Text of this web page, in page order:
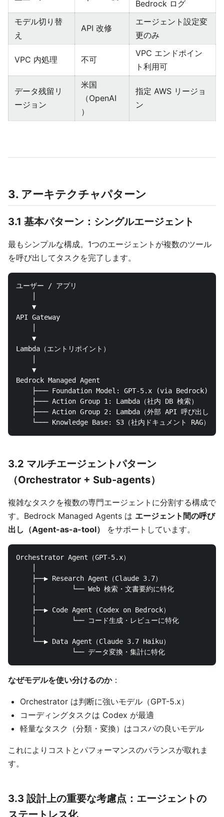
Bedrock ログ
モデル切り替
え
API 改修
エージェント設定変
更のみ
VPC 内処理 不可
VPC エンドポイン
ト利用可
データ残留リ
ージョン
米国
（OpenAI
）
指定 AWS リージョ
ン
3. アーキテクチャパターン
3.1 基本パターン：シングルエージェント
最もシンプルな構成。1つのエージェントが複数のツール
を呼び出してタスクを完了します。
ユーザー / アプリ
    ▼
API Gateway
    ▼
Lambda（エントリポイント）
    ▼
Bedrock Managed Agent
    ├─── Foundation Model: GPT-5.x (via Bedrock)
    ├─── Action Group 1: Lambda（社内 DB 検索）
    ├─── Action Group 2: Lambda（外部 API 呼び出し）
3.2 マルチエージェントパターン
（Orchestrator + Sub-agents）
複雑なタスクを複数の専門エージェントに分割する構成で
す。Bedrock Managed Agents は エージェント間の呼び
出し（Agent-as-a-tool）
をサポートしています。
Orchestrator Agent（GPT-5.x）
    ├──▶ Research Agent（Claude 3.7）
    │         └── Web 検索・文書要約に特化
    ├──▶ Code Agent（Codex on Bedrock）
    │         └── コード生成・レビューに特化
    └──▶ Data Agent（Claude 3.7 Haiku）
なぜモデルを使い分けるのか：
Orchestrator は判断に強いモデル（GPT-5.x）
コーディングタスクは Codex が最適
軽量なタスク（分類・変換）はコスパの良いモデル
これによりコストとパフォーマンスのバランスが取れま
す。
3.3 設計上の重要な考慮点：エージェントの
ステートレス化